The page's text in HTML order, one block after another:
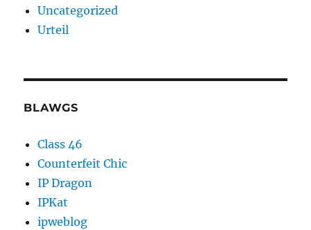
Uncategorized
Urteil
BLAWGS
Class 46
Counterfeit Chic
IP Dragon
IPKat
ipweblog